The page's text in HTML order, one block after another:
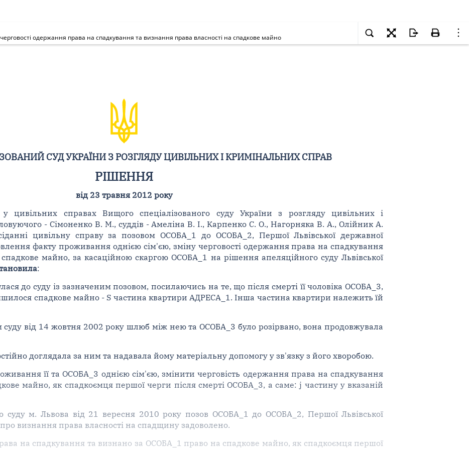
одержання права на спадкування та визнання права власності на спадкове майно
СУД УКРАЇНИ З РОЗГЛЯДУ ЦИВІЛЬНИХ І КРИМІНАЛЬНИХ СПРАВ
РІШЕННЯ
від 23 травня 2012 року
у цивільних справах Вищого спеціалізованого суду України з розгляду цивільних і
- Сімоненко В. М., суддів - Амеліна В. І., Карпенко С. О., Нагорняка В. А., Олійник А.
цивільну справу за позовом ОСОБА_1 до ОСОБА_2, Першої Львівської державної
факту проживання однією сім'єю, зміну черговості одержання права на спадкування
майно, за касаційною скаргою ОСОБА_1 на рішення апеляційного суду Львівської
:
до суду із зазначеним позовом, посилаючись на те, що після смерті її чоловіка ОСОБА_3,
спадкове майно - Ѕ частина квартири АДРЕСА_1. Інша частина квартири належить їй
від 14 жовтня 2002 року шлюб між нею та ОСОБА_3 було розірвано, вона продовжувала
доглядала за ним та надавала йому матеріальну допомогу у зв'язку з його хворобою.
її та ОСОБА_3 однією сім'єю, змінити черговість одержання права на спадкування
майно, як спадкоємця першої черги після смерті ОСОБА_3, а саме: ј частину у вказаній
суду м. Львова від 21 вересня 2010 року позов ОСОБА_1 до ОСОБА_2, Першої Львівської
визнання права власності на спадщину задоволено.
на спадкування та визнано за ОСОБА_1 право на спадкове майно, як спадкоємця першої